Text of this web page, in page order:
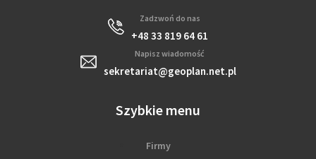
Zadzwoń do nas
+48 33 819 64 61
Napisz wiadomość
sekretariat@geoplan.net.pl
Szybkie menu
Firmy